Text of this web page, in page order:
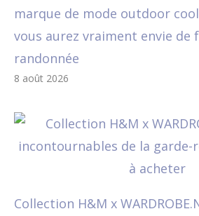
marque de mode outdoor
vous aurez vraiment envie de
randonnée
8 août 2026
Collection H&M x